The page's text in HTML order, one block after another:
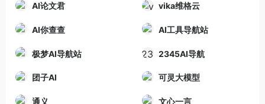
AI论文君 vika维格云
AI你查查 AI工具导航站
极梦AI导航站 2345AI导航
团子AI 可灵大模型
通义 文心一言